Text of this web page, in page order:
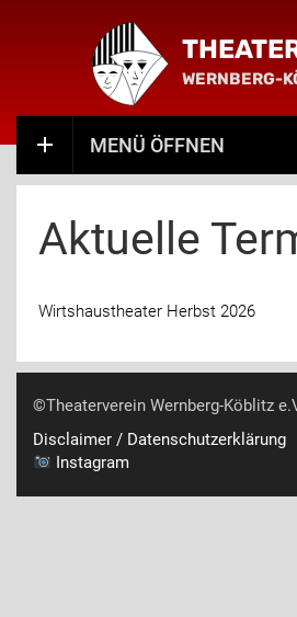
WERNBERG-
MENÜ ÖFFNEN
Aktuelle
Wirtshaustheater Herbst 2026
©Theaterverein Wernberg-Köblitz
Disclaimer / Datenschutzerklärung
Instagram